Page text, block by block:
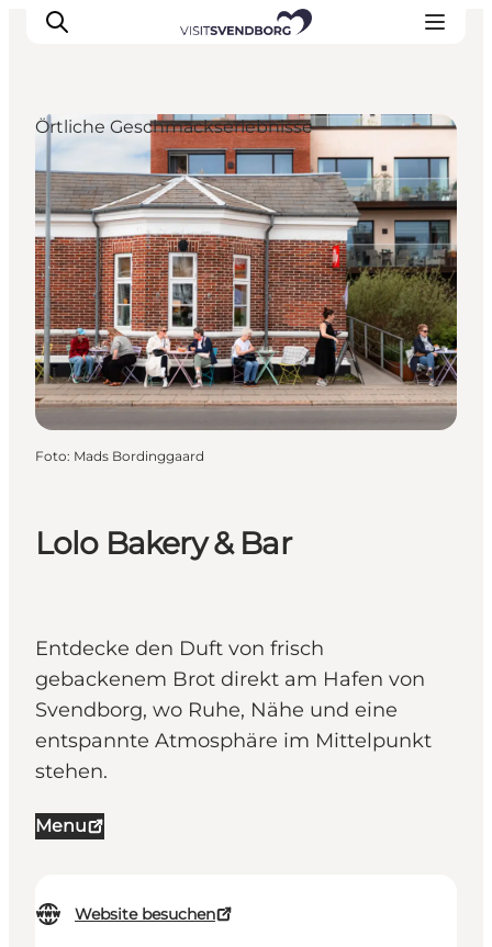
Veranstaltungen
Essen und Trinken
Shopping in Svendborg
Übernachtung
Den Urlaub planen
Lolo Bakery & Bar
Entdecke den Duft von frisch
gebackenem Brot direkt am Hafen von
Svendborg, wo Ruhe, Nähe und eine
entspannte Atmosphäre im Mittelpunkt
stehen.
Menu
Website besuchen
Örtliche Geschmackserlebnisse
Foto: Mads Bordinggaard